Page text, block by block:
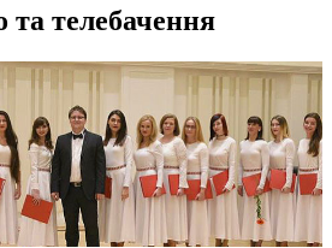
та телебачення